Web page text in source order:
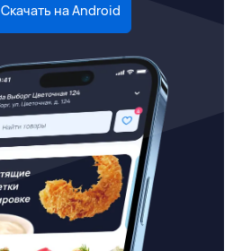
Скачать на Android